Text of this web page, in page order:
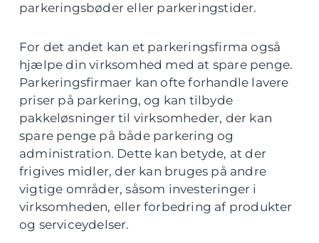
parkeringsbøder eller parkeringstider.
For det andet kan et parkeringsfirma også
hjælpe din virksomhed med at spare penge.
Parkeringsfirmaer kan ofte forhandle lavere
priser på parkering, og kan tilbyde
pakkeløsninger til virksomheder, der kan
spare penge på både parkering og
administration. Dette kan betyde, at der
frigives midler, der kan bruges på andre
vigtige områder, såsom investeringer i
virksomheden, eller forbedring af produkter
og serviceydelser.